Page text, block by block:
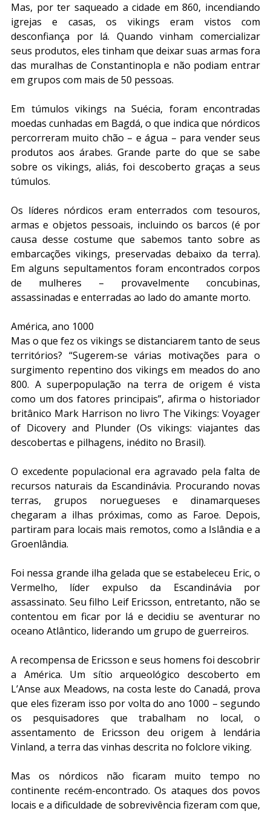
Mas, por ter saqueado a cidade em 860, incendiando
igrejas e casas, os vikings eram vistos com
desconfiança por lá. Quando vinham comercializar
seus produtos, eles tinham que deixar suas armas fora
das muralhas de Constantinopla e não podiam entrar
em grupos com mais de 50 pessoas.
Em túmulos vikings na Suécia, foram encontradas
moedas cunhadas em Bagdá, o que indica que nórdicos
percorreram muito chão – e água – para vender seus
produtos aos árabes. Grande parte do que se sabe
sobre os vikings, aliás, foi descoberto graças a seus
túmulos.
Os líderes nórdicos eram enterrados com tesouros,
armas e objetos pessoais, incluindo os barcos (é por
causa desse costume que sabemos tanto sobre as
embarcações vikings, preservadas debaixo da terra).
Em alguns sepultamentos foram encontrados corpos
de mulheres – provavelmente concubinas,
assassinadas e enterradas ao lado do amante morto.
América, ano 1000
Mas o que fez os vikings se distanciarem tanto de seus
territórios? “Sugerem-se várias motivações para o
surgimento repentino dos vikings em meados do ano
800. A superpopulação na terra de origem é vista
como um dos fatores principais”, afirma o historiador
britânico Mark Harrison no livro The Vikings: Voyager
of Dicovery and Plunder (Os vikings: viajantes das
descobertas e pilhagens, inédito no Brasil).
O excedente populacional era agravado pela falta de
recursos naturais da Escandinávia. Procurando novas
terras, grupos noruegueses e dinamarqueses
chegaram a ilhas próximas, como as Faroe. Depois,
partiram para locais mais remotos, como a Islândia e a
Groenlândia.
Foi nessa grande ilha gelada que se estabeleceu Eric, o
Vermelho, líder expulso da Escandinávia por
assassinato. Seu filho Leif Ericsson, entretanto, não se
contentou em ficar por lá e decidiu se aventurar no
oceano Atlântico, liderando um grupo de guerreiros.
A recompensa de Ericsson e seus homens foi descobrir
a América. Um sítio arqueológico descoberto em
L’Anse aux Meadows, na costa leste do Canadá, prova
que eles fizeram isso por volta do ano 1000 – segundo
os pesquisadores que trabalham no local, o
assentamento de Ericsson deu origem à lendária
Vinland, a terra das vinhas descrita no folclore viking.
Mas os nórdicos não ficaram muito tempo no
continente recém-encontrado. Os ataques dos povos
locais e a dificuldade de sobrevivência fizeram com que,